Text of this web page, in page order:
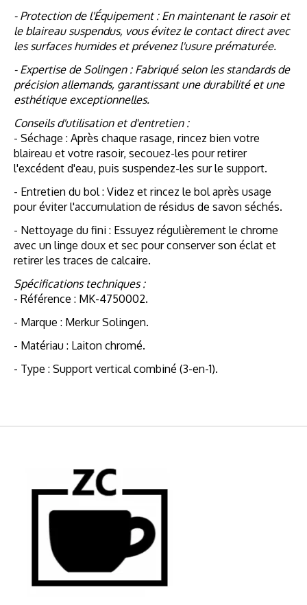
- Protection de l'Équipement : En maintenant le rasoir et
le blaireau suspendus, vous évitez le contact direct avec
les surfaces humides et prévenez l'usure prématurée.
- Expertise de Solingen : Fabriqué selon les standards de
précision allemands, garantissant une durabilité et une
esthétique exceptionnelles.
Conseils d'utilisation et d'entretien :
- Séchage : Après chaque rasage, rincez bien votre
blaireau et votre rasoir, secouez-les pour retirer
l'excédent d'eau, puis suspendez-les sur le support.
- Entretien du bol : Videz et rincez le bol après usage
pour éviter l'accumulation de résidus de savon séchés.
- Nettoyage du fini : Essuyez régulièrement le chrome
avec un linge doux et sec pour conserver son éclat et
retirer les traces de calcaire.
Spécifications techniques :
- Référence : MK-4750002.
- Marque : Merkur Solingen.
- Matériau : Laiton chromé.
- Type : Support vertical combiné (3-en-1).